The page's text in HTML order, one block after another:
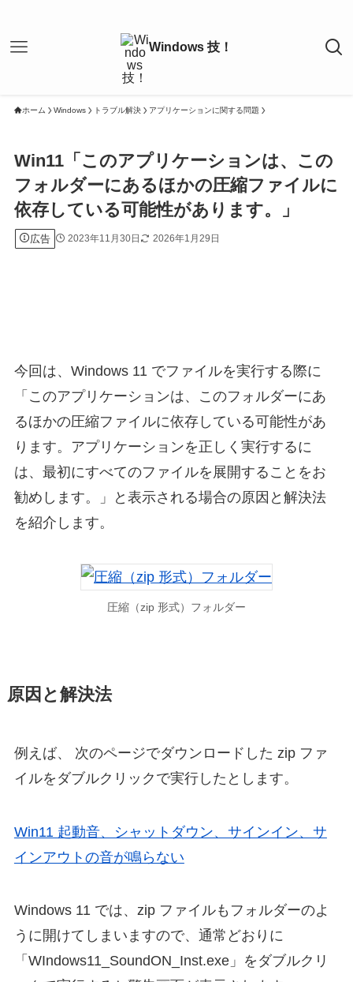
ホーム Windows トラブル解決 アプリケーションに関する問題
Win11「このアプリケーションは、この
フォルダーにあるほかの圧縮ファイルに
依存している可能性があります。」
広告 2023年11月30日 2026年1月29日
今回は、Windows 11 でファイルを実行する際に
「このアプリケーションは、このフォルダーにあ
るほかの圧縮ファイルに依存している可能性があ
ります。アプリケーションを正しく実行するに
は、最初にすべてのファイルを展開することをお
勧めします。」と表示される場合の原因と解決法
を紹介します。
圧縮（zip 形式）フォルダー
原因と解決法
例えば、 次のページでダウンロードした zip ファ
イルをダブルクリックで実行したとします。
Win11 起動音、シャットダウン、サインイン、サ
インアウトの音が鳴らない
Windows 11 では、zip ファイルもフォルダーのよ
うに開けてしまいますので、通常どおりに
「WIndows11_SoundON_Inst.exe」をダブルクリ